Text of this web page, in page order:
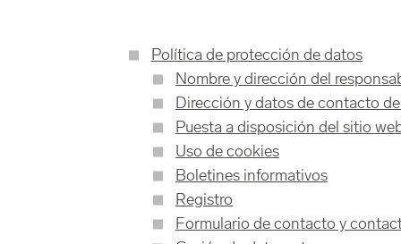
Política de protección de datos
Nombre y dirección del
Dirección y datos de contacto
Puesta a disposición del sitio
Uso de cookies
Boletines informativos
Registro
Formulario de contacto y